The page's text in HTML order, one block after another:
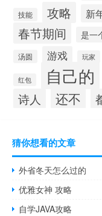
技能 攻略 新
春节期间 是一
汤圆 游戏 玩家
红包 自己的
诗人 还不
猜你想看的文章
外省冬天怎么过的
优雅女神 攻略
自学JAVA攻略